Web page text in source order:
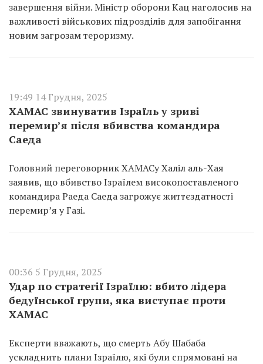
завершення війни. Міністр оборони Кац наголосив на
важливості військових підрозділів для запобігання
новим загрозам тероризму.
19:49 14 Грудня, 2025
ХАМАС звинуватив Ізраїль у зриві
перемир’я після вбивства командира
Саеда
Головний переговорник ХАМАСу Халіл аль-Хая
заявив, що вбивство Ізраїлем високопоставленого
командира Раеда Саеда загрожує життєздатності
перемир’я у Газі.
00:36 5 Грудня, 2025
Удар по стратегії Ізраїлю: вбито лідера
бедуїнської групи, яка виступає проти
ХАМАС
Експерти вважають, що смерть Абу Шабаба
ускладнить плани Ізраїлю, які були спрямовані на